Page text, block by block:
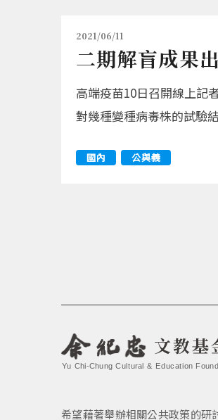
2021/06/11
二期解盲成果
高端疫苗10日召開線上記
對幾種變種病毒株的試驗
國內 公與義
文教基
Yu Chi-Chung Cultural & Education
希望藉著舉辦相關公共政策的研